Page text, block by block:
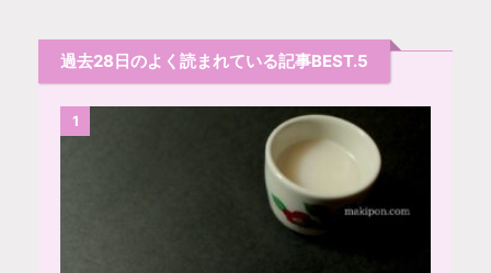
過去28日のよく読まれている記事BEST.5
1